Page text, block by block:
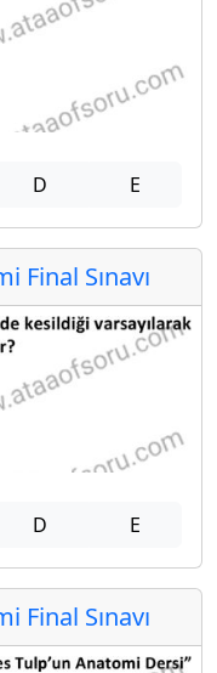
D E
Final Sınavı
D E
Final Sınavı